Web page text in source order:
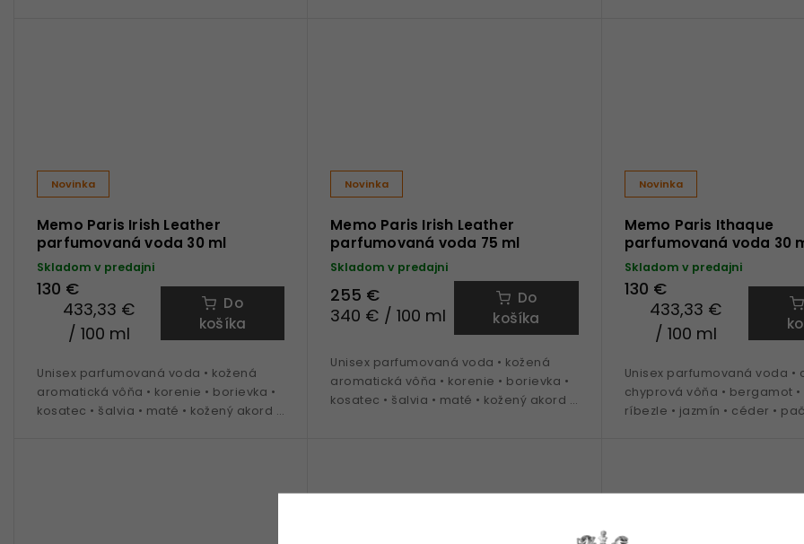
Novinka
Memo Paris Irish Leather
parfumovaná voda 30 ml
Skladom v predajni
130 €
433,33 €
/ 100 ml
Do
košíka
Unisex parfumovaná voda • kožená
aromatická vôňa • korenie • borievka •
kosatec • šalvia • maté • kožený akord •
Novinka
Memo Paris Irish Leather
parfumovaná voda 75 ml
Skladom v predajni
255 €
340 € / 100 ml
Do
košíka
Unisex parfumovaná voda • kožená
aromatická vôňa • korenie • borievka •
kosatec • šalvia • maté • kožený akord •
Novinka
Memo Paris Ithaque
parfumovaná voda 30
Skladom v predajni
130 €
433,33 €
/ 100 ml
Unisex parfumovaná voda •
chyprová vôňa • bergamot •
ríbezle • jazmín • céder •